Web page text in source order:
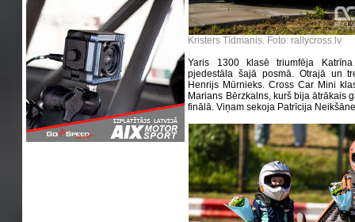
Kristers Tīdmanis. Foto: rallycross.lv
Yaris 1300 klasē triumfēja
pjedestāla šajā posmā. Otrajā un
Henrijs Mūrnieks. Cross Car Mini
Marians Bērzkalns, kurš bija ātrākais
finālā. Viņam sekoja Patrīcija